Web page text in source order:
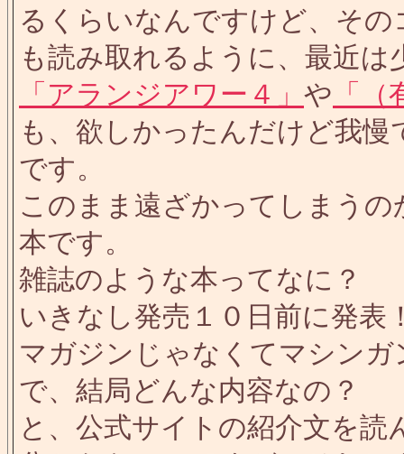
るくらいなんですけど、そ
も読み取れるように、最近
「アランジアワー４」 や 「
も、欲しかったんだけど我
です。
このまま遠ざかってしまう
本です。
雑誌のような本ってなに？
いきなし発売１０日前に発表
マガジンじゃなくてマシンガ
で、結局どんな内容なの？
と、公式サイトの紹介文を